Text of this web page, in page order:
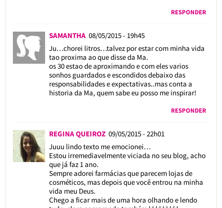
RESPONDER
SAMANTHA 08/05/2015 - 19h45
Ju…chorei litros…talvez por estar com minha vida
tao proxima ao que disse da Ma.
os 30 estao de aproximando e com eles varios
sonhos guardados e escondidos debaixo das
responsabilidades e expectativas..mas conta a
historia da Ma, quem sabe eu posso me inspirar!
RESPONDER
REGINA QUEIROZ 09/05/2015 - 22h01
Juuu lindo texto me emocionei…
Estou irremediavelmente viciada no seu blog, acho
que já faz 1 ano.
Sempre adorei farmácias que parecem lojas de
cosméticos, mas depois que você entrou na minha
vida meu Deus.
Chego a ficar mais de uma hora olhando e lendo